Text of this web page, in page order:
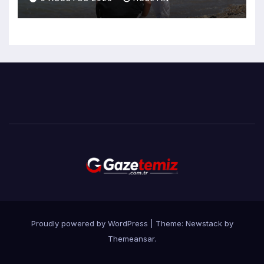
Proudly powered by WordPress Theme: Newstackby
Themeansar.